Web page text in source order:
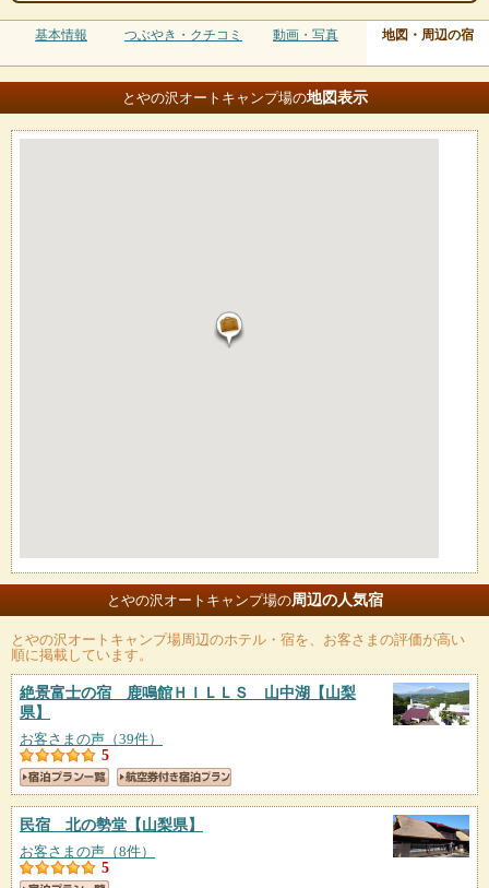
基本情報 つぶやき・クチコミ 動画・写真 地図・周辺の宿
とやの沢オートキャンプ場の地図表示
とやの沢オートキャンプ場の周辺の人気宿
とやの沢オートキャンプ場周辺のホテル・宿を、お客さまの評価が高い
順に掲載しています。
絶景富士の宿 鹿鳴館ＨＩＬＬＳ 山中湖
【山梨
県】
お客さまの声（39件）
5
民宿 北の勢堂 【山梨県】
お客さまの声（8件）
5